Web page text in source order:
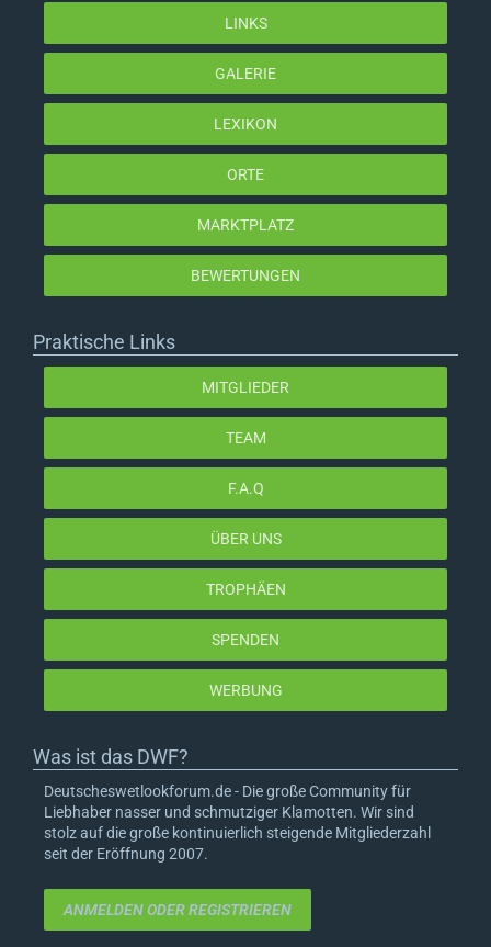
LINKS
GALERIE
LEXIKON
ORTE
MARKTPLATZ
BEWERTUNGEN
Praktische Links
MITGLIEDER
TEAM
F.A.Q
ÜBER UNS
TROPHÄEN
SPENDEN
WERBUNG
Was ist das DWF?
Deutscheswetlookforum.de - Die große Community für
Liebhaber nasser und schmutziger Klamotten. Wir sind
stolz auf die große kontinuierlich steigende Mitgliederzahl
seit der Eröffnung 2007.
ANMELDEN ODER REGISTRIEREN